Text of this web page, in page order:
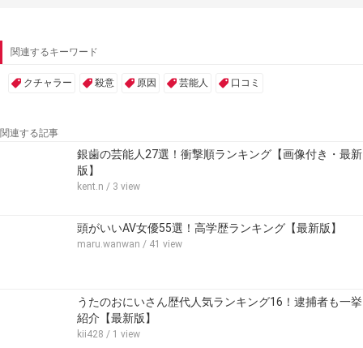
関連するキーワード
クチャラー 殺意 原因 芸能人 口コミ
関連する記事
銀歯の芸能人27選！衝撃順ランキング【画像付き・最新
版】
kent.n / 3 view
頭がいいAV女優55選！高学歴ランキング【最新版】
maru.wanwan / 41 view
うたのおにいさん歴代人気ランキング16！逮捕者も一挙
紹介【最新版】
kii428 / 1 view